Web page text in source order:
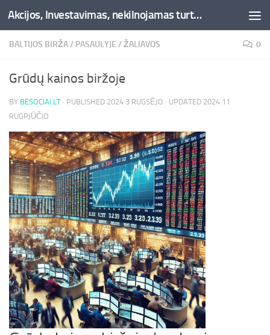
Skip to content Akcijos, Investavimas, nekilnojamas turtas, kriptovaliutos - Besociai.lt
BALTIJOS BIRŽA/ PASAULYJE /ŽALIAVOS 0
Grūdų kainos biržoje
BY BESOCIAI.LT · PUBLISHED 2024 3 RUGSĖJO · UPDATED 2024 11
RUGPJŪČIO